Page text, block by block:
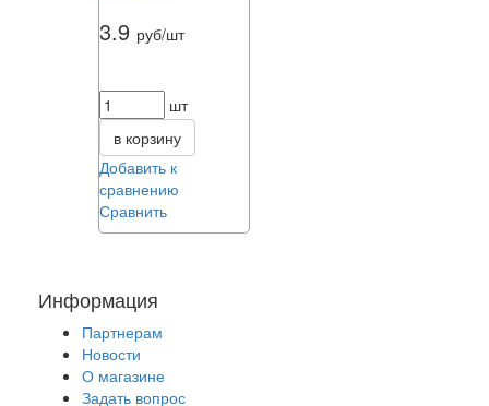
3.9 руб/шт
шт
в корзину
Добавить к
сравнению
Сравнить
Информация
Партнерам
Новости
О магазине
Задать вопрос